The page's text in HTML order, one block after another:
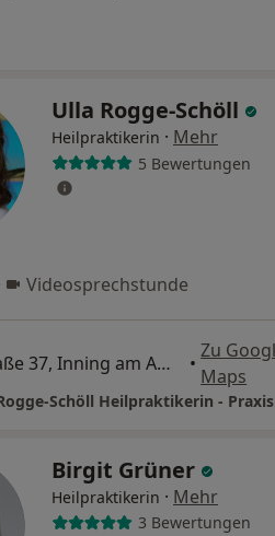
Ulla Rogge-Schöll
Heilpraktikerin · Mehr
5 Bewertungen
Videosprechstunde
Fischerstraße 37, Inning am Ammersee •
Zu
Maps
Birgit Grüner
Heilpraktikerin · Mehr
3 Bewertungen